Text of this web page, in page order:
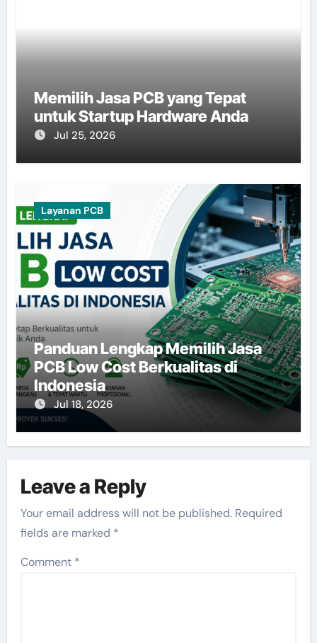
Memilih Jasa PCB yang Tepat
untuk Startup Hardware Anda
Jul 25, 2026
Layanan PCB
Panduan Lengkap Memilih Jasa
PCB Low Cost Berkualitas di
Indonesia
Jul 18, 2026
Leave a Reply
Your email address will not be published. Required
fields are marked *
Comment *